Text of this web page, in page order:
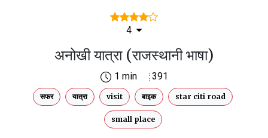
4
अनोखी यात्रा (राजस्थानी भाषा)
1 min 391
सफर यात्रा visit बाइक star citi road
small place